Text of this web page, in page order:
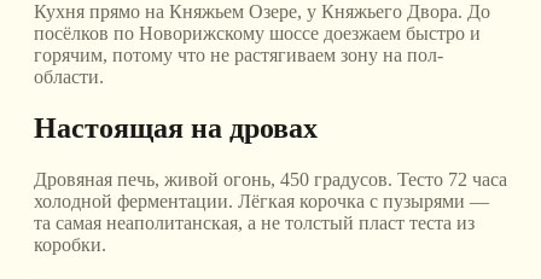
Кухня прямо на Княжьем Озере, у Княжьего Двора. До
посёлков по Новорижскому шоссе доезжаем быстро и
горячим, потому что не растягиваем зону на пол-
области.
Настоящая на дровах
Дровяная печь, живой огонь, 450 градусов. Тесто 72 часа
холодной ферментации. Лёгкая корочка с пузырями —
та самая неаполитанская, а не толстый пласт теста из
коробки.